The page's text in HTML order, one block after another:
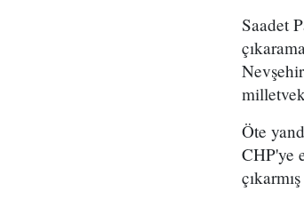
Saadet
Öte
CHP'ye